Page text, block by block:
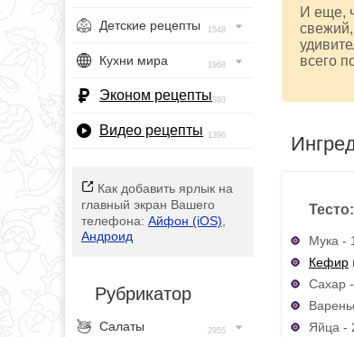
Детские рецепты 1548
Кухни мира 1968
Эконом рецепты393
Видео рецепты 1396
Как добавить ярлык на
главный экран Вашего
телефона: Айфон (iOS)
Андроид
Рубрикатор
Салаты 2955
И еще,
всего
Тесто:
Мука -
Кефир
Сахар
Яйца -